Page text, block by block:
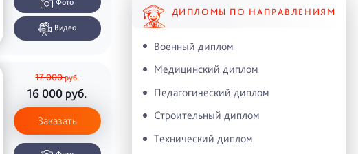
Фото
Видео
17 000руб.
16 000 руб.
Заказать
ДИПЛОМЫ ПО НАПРАВЛЕНИЯМ
Военный диплом
Медицинский диплом
Педагогический диплом
Строительный диплом
Технический диплом